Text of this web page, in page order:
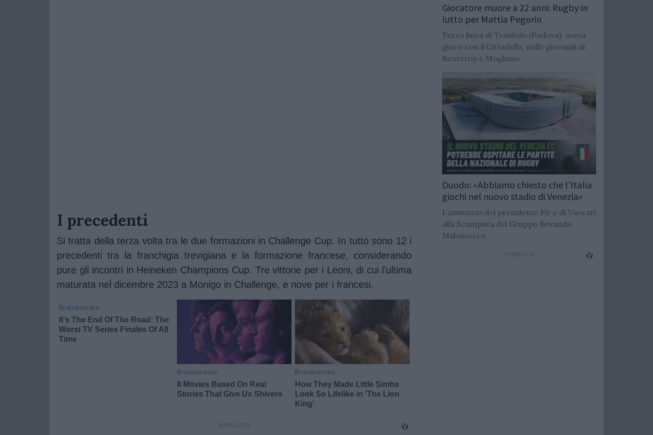
I precedenti
Si tratta della terza volta tra le due formazioni in Challenge Cup. In tutto sono 12 i
precedenti tra la franchigia trevigiana e la formazione francese, considerando
pure gli incontri in Heineken Champions Cup. Tre vittorie per i Leoni, di cui l'ultima
maturata nel dicembre 2023 a Monigo in Challenge, e nove per i francesi.
Giocatore muore a 22 anni: Rugby in
lutto per Mattia Pegorin
Terza linea di Tombolo (Padova), aveva
giaco con il Cittadella, nelle giovanili di
Benetton e Mogliano
Duodo: «Abbiamo chiesto che l’Italia
giochi nel nuovo stadio di Venezia»
L’annuncio del presidente Fir e di Vaccari
alla Scampata del Gruppo Bevanda
Malamocco